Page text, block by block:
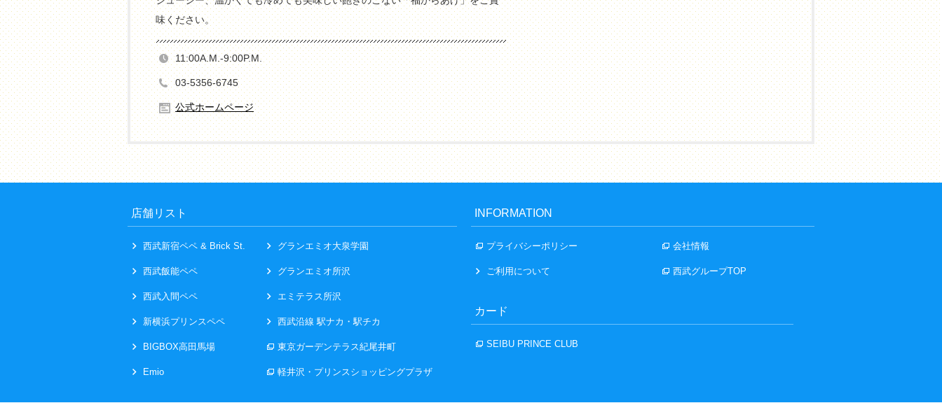
味ください。
11:00A.M.-9:00P.M.
03-5356-6745
公式ホームページ
店舗リスト
西武新宿ペペ & Brick St.
西武飯能ペペ
西武入間ペペ
新横浜プリンスペペ
BIGBOX高田馬場
Emio
グランエミオ大泉学園
グランエミオ所沢
エミテラス所沢
西武沿線 駅ナカ・駅チカ
東京ガーデンテラス紀尾井町
軽井沢・プリンスショッピングプラザ
INFORMATION
プライバシーポリシー
ご利用について
会社情報
西武グループTOP
カード
SEIBU PRINCE CLUB